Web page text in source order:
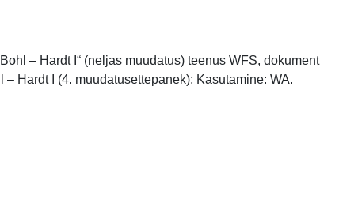
– Hardt I“ (neljas muudatus) teenus WFS, dokument
Hardt I (4. muudatusettepanek); Kasutamine: WA.